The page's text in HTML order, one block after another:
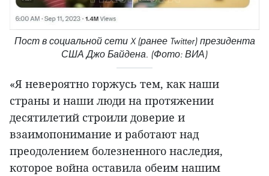
Пост в социальной сети X (ранее Twitter) президента
США Джо Байдена. (Фото: ВИА)
«Я невероятно горжусь тем, как наши
страны и наши люди на протяжении
десятилетий строили доверие и
взаимопонимание и работают над
преодолением болезненного наследия,
которое война оставила обеим нашим